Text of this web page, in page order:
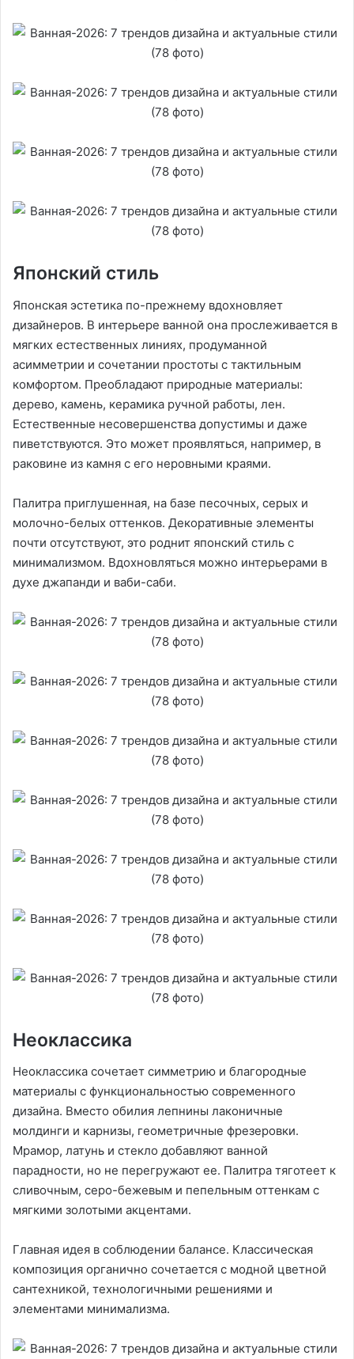
Японский стиль
Японская эстетика по-прежнему вдохновляет
дизайнеров. В интерьере ванной она прослеживается в
мягких естественных линиях, продуманной
асимметрии и сочетании простоты с тактильным
комфортом. Преобладают природные материалы:
дерево, камень, керамика ручной работы, лен.
Естественные несовершенства допустимы и даже
пиветствуются. Это может проявляться, например, в
раковине из камня с его неровными краями.
Палитра приглушенная, на базе песочных, серых и
молочно-белых оттенков. Декоративные элементы
почти отсутствуют, это роднит японский стиль с
минимализмом. Вдохновляться можно интерьерами в
духе джапанди и ваби-саби.
Неоклассика
Неоклассика сочетает симметрию и благородные
материалы с функциональностью современного
дизайна. Вместо обилия лепнины лаконичные
молдинги и карнизы, геометричные фрезеровки.
Мрамор, латунь и стекло добавляют ванной
парадности, но не перегружают ее. Палитра тяготеет к
сливочным, серо-бежевым и пепельным оттенкам с
мягкими золотыми акцентами.
Главная идея в соблюдении балансе. Классическая
композиция органично сочетается с модной цветной
сантехникой, технологичными решениями и
элементами минимализма.